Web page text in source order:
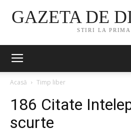
GAZETA DE
STIRI LA PRIMA
Acasă Timp liber
186 Citate
scurte